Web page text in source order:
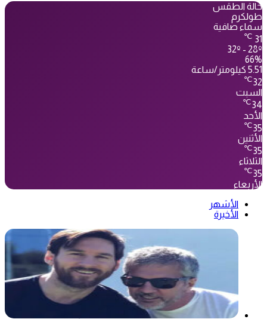
حالة الطقس
طولكرم
سماء صافية
31
℃
32º - 28º
66%
5.51 كيلومتر/ساعة
32
℃
السبت
34
℃
الأحد
35
℃
الأثنين
35
℃
الثلاثاء
35
℃
الأربعاء
الأشهر
الأخيرة